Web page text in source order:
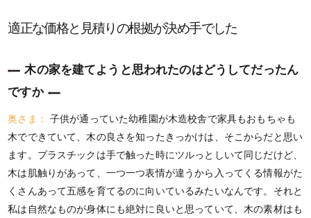
適正な価格と見積りの根拠が決め手でした
木の家を建てようと思われたのはどうしてだったん
ですか
奥さま： 子供が通っていた幼稚園が木造校舎で家具もおもちゃも
木でできていて、木の良さを知ったきっかけは、そこからだと思い
ます。プラスチックは手で触った時にツルっとしいて同じだけど、
木は肌触りがあって、一つ一つ表情が違うから入ってくる情報がた
くさんあって五感を育てるのに向いているみたいなんです。それと
私は自然なものが身体にも絶対に良いと思っていて、木の素材はも